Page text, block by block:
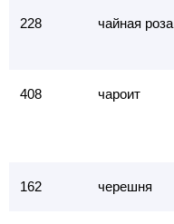
228 чайная роза
408 чароит
162 черешня